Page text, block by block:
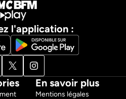
l'application :
En savoir plus
Mentions légales